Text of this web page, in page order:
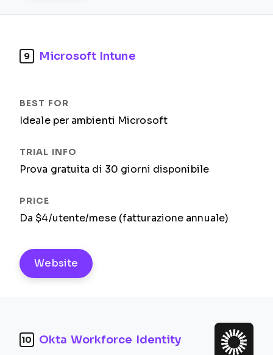
9 Microsoft Intune
Ideale per ambienti Microsoft
Prova gratuita di 30 giorni disponibile
Da $4/utente/mese (fatturazione annuale)
Website
10 Okta Workforce Identity